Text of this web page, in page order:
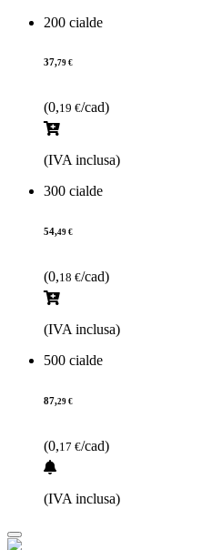
200 cialde
37,79 €
(0,19 €/cad)
(IVA inclusa)
300 cialde
54,49 €
(0,18 €/cad)
(IVA inclusa)
500 cialde
87,29 €
(0,17 €/cad)
(IVA inclusa)